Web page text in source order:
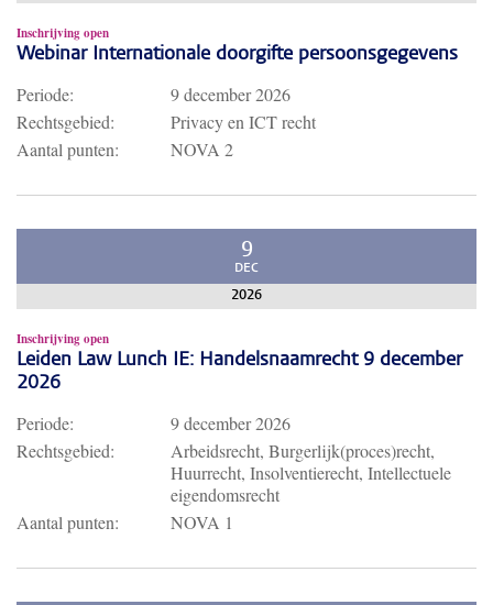
Inschrijving open
Webinar Internationale doorgifte persoonsgegevens
Periode:
9 december 2026
Rechtsgebied:
Privacy en ICT recht
Aantal punten:
NOVA 2
9
DEC
2026
Inschrijving open
Leiden Law Lunch IE: Handelsnaamrecht 9 december
2026
Periode:
9 december 2026
Rechtsgebied:
Arbeidsrecht, Burgerlijk(proces)recht,
Huurrecht, Insolventierecht, Intellectuele
eigendomsrecht
Aantal punten:
NOVA 1